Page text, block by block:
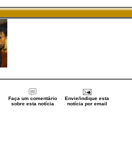
Faça um comentário
sobre esta notícia
Envie/indique esta
notícia por email